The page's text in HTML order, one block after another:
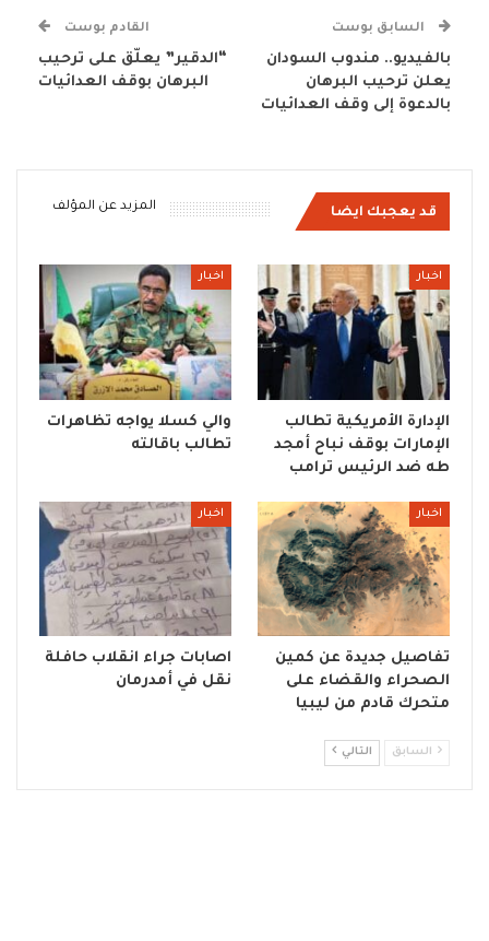
السابق بوست
بالفيديو.. مندوب السودان
يعلن ترحيب البرهان
بالدعوة إلى وقف العدائيات
القادم بوست
“الدقير” يعلّق على ترحيب
البرهان بوقف العدائيات
قد يعجبك ايضا المزيد عن المؤلف
اخبار
الإدارة الأمريكية تطالب
الإمارات بوقف نباح أمجد
طه ضد الرئيس ترامب
اخبار
والي كسلا يواجه تظاهرات
تطالب باقالته
اخبار
تفاصيل جديدة عن كمين
الصحراء والقضاء على
متحرك قادم من ليبيا
اخبار
اصابات جراء انقلاب حافلة
نقل في أمدرمان
السابق التالي